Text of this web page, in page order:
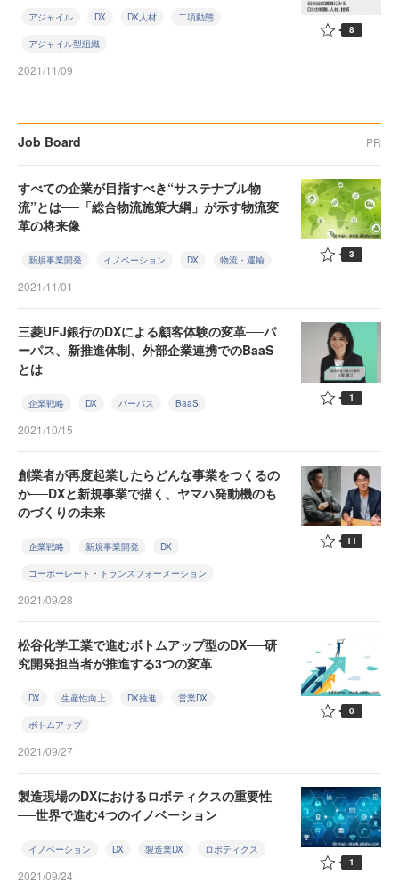
アジャイル DX DX人材 二項動態
アジャイル型組織
2021/11/09
8
Job Board PR
すべての企業が目指すべき“サステナブル物
流”とは──「総合物流施策大綱」が示す物流変
革の将来像
新規事業開発 イノベーション DX 物流・運輸
2021/11/01
3
三菱UFJ銀行のDXによる顧客体験の変革──パ
ーパス、新推進体制、外部企業連携でのBaaS
とは
企業戦略 DX パーパス BaaS
2021/10/15
1
創業者が再度起業したらどんな事業をつくるの
か──DXと新規事業で描く、ヤマハ発動機のも
のづくりの未来
企業戦略 新規事業開発 DX
コーポーレート・トランスフォーメーション
2021/09/28
11
松谷化学工業で進むボトムアップ型のDX──研
究開発担当者が推進する3つの変革
DX 生産性向上 DX推進 営業DX
ボトムアップ
2021/09/27
0
製造現場のDXにおけるロボティクスの重要性
──世界で進む4つのイノベーション
イノベーション DX 製造業DX ロボティクス
2021/09/24
1